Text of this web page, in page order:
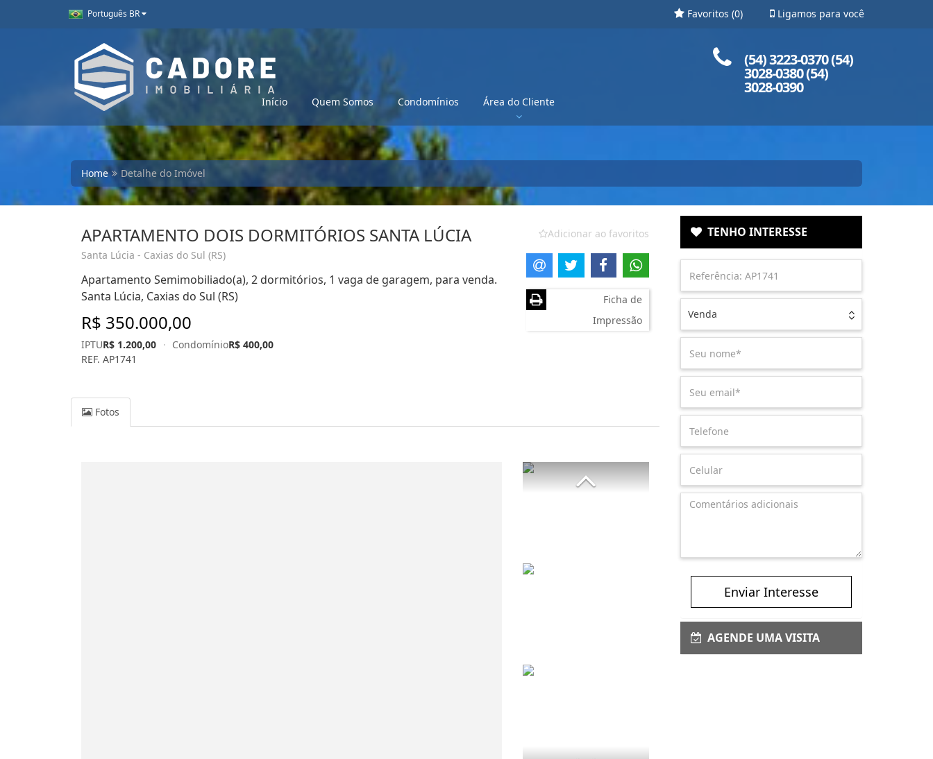
Português BR Ligamos para você
Favoritos (0)
Início Quem Somos Condomínios Área do Cliente
(54) 3223-0370 (54)
3028-0380 (54)
3028-0390
Home Detalhe do Imóvel
APARTAMENTO DOIS DORMITÓRIOS SANTA LÚCIA
Santa Lúcia - Caxias do Sul (RS)
Apartamento Semimobiliado(a), 2 dormitórios, 1 vaga de garagem, para venda.
Santa Lúcia, Caxias do Sul (RS)
R$ 350.000,00
IPTUR$ 1.200,00 · CondomínioR$ 400,00
REF. AP1741
Adicionar ao favoritos
Ficha de
Impressão
Fotos
TENHO INTERESSE
Venda
Enviar Interesse
AGENDE UMA VISITA